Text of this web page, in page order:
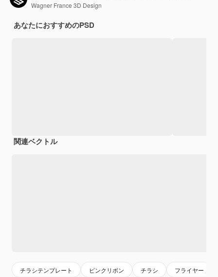
Wagner France 3D Design
あなたにおすすめのPSD
関連ベクトル
チラシテンプレート ピンクリボン チラシ フライヤー